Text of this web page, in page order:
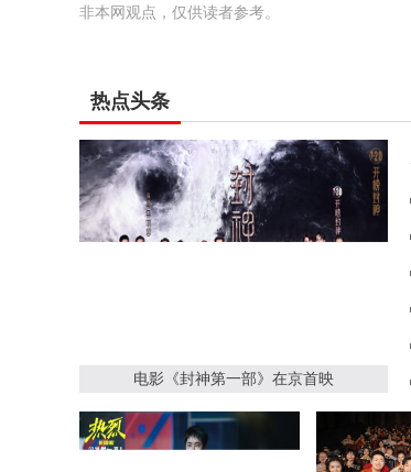
非本网观点，仅供读者参考。
热点头条
电影《封神第一部》在京首映